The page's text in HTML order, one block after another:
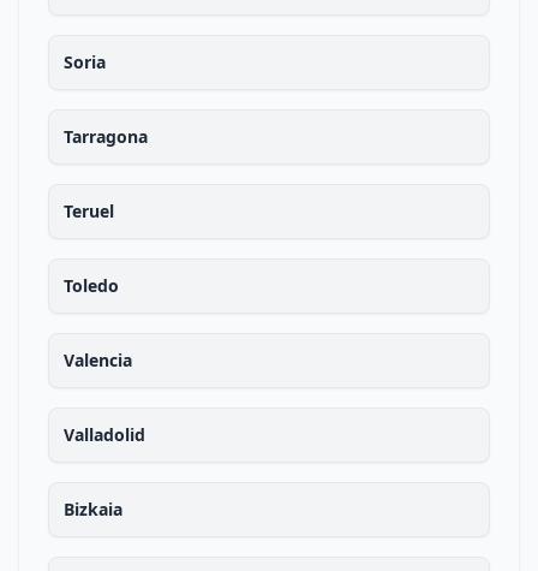
Soria
Tarragona
Teruel
Toledo
Valencia
Valladolid
Bizkaia